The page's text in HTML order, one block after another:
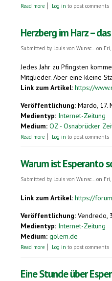
Read more about Das einzige Land der
Log in to post comments
Herzberg im Harz –
Submitted by Louis von Wunsc...on Fri,
Jedes Jahr zu Pfingsten
Mitglieder. Aber eine kleine
Link zum Artikel: https://
Veröffentlichung: Mardo, 17.
Medientyp: Internet-Zeitung
Medium: OZ - Osnabrücker
Read more about Herzberg im Harz –
Log in to post comments
Warum ist Esperanto
Submitted by Louis von Wunsc...on Fri,
Link zum Artikel: https://
Veröffentlichung: Vendredo,
Medientyp: Internet-Zeitung
Medium: golem.de
Read more about Warum ist Esperanto
Log in to post comments
Eine Stunde über